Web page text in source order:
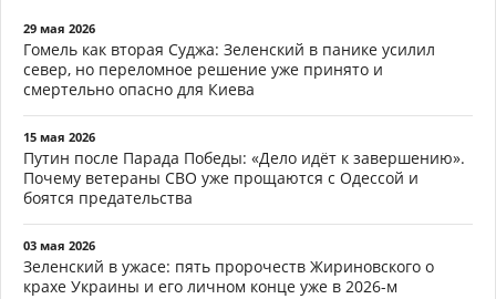
29 мая 2026
Гомель как вторая Суджа: Зеленский в панике усилил
север, но переломное решение уже принято и
смертельно опасно для Киева
15 мая 2026
Путин после Парада Победы: «Дело идёт к завершению».
Почему ветераны СВО уже прощаются с Одессой и
боятся предательства
03 мая 2026
Зеленский в ужасе: пять пророчеств Жириновского о
крахе Украины и его личном конце уже в 2026-м